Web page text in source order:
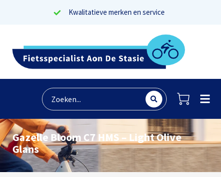
Kwalitatieve merken en service
Gazelle Bloom C7 HMS – Light Olive
Glans